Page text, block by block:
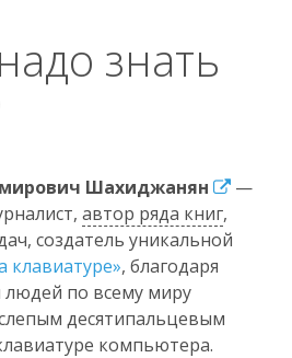
знать
Шахиджанян
—
автор ряда книг,
создатель уникальной
клавиатуре», благодаря
людей по всему миру
десятипальцевым
компьютера.